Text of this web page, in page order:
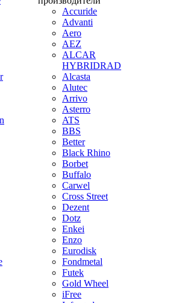
Accuride
Advanti
Aero
AEZ
ALCAR
HYBRIDRAD
Alcasta
Alutec
Arrivo
Asterro
ATS
BBS
Better
Black Rhino
Borbet
Buffalo
Carwel
Cross Street
Dezent
Dotz
Enkei
Enzo
Eurodisk
Fondmetal
Futek
Gold Wheel
iFree